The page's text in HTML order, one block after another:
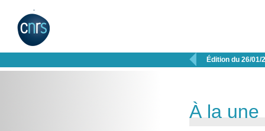
 Édition du 26/01/
À la une